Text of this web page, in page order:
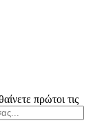
πρώτοι τις